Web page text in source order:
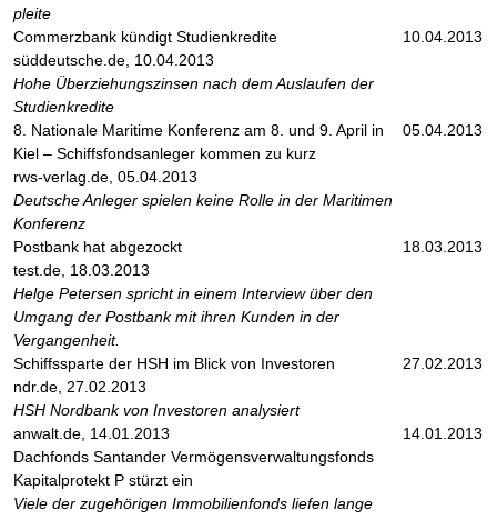
pleite
Commerzbank kündigt Studienkredite
süddeutsche.de, 10.04.2013
Hohe Überziehungszinsen nach dem Auslaufen der
Studienkredite
10.04.2013
8. Nationale Maritime Konferenz am 8. und 9. April in
Kiel – Schiffsfondsanleger kommen zu kurz
rws-verlag.de, 05.04.2013
Deutsche Anleger spielen keine Rolle in der Maritimen
Konferenz
05.04.2013
Postbank hat abgezockt
test.de, 18.03.2013
Helge Petersen spricht in einem Interview über den
Umgang der Postbank mit ihren Kunden in der
Vergangenheit.
18.03.2013
Schiffssparte der HSH im Blick von Investoren
ndr.de, 27.02.2013
HSH Nordbank von Investoren analysiert
27.02.2013
anwalt.de, 14.01.2013
Dachfonds Santander Vermögensverwaltungsfonds
Kapitalprotekt P stürzt ein
Viele der zugehörigen Immobilienfonds liefen lange
14.01.2013